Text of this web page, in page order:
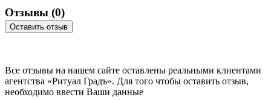
Отзывы (0)
Оставить отзыв
Все отзывы на нашем сайте оставлены реальными клиентами
агентства «Ритуал Градъ». Для того чтобы оставить отзыв,
необходимо ввести Ваши данные